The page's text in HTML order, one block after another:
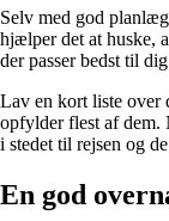
Selv med god
hjælper det at huske,
der passer bedst til
Lav en kort liste over
opfylder flest af dem.
i stedet til rejsen og
En god